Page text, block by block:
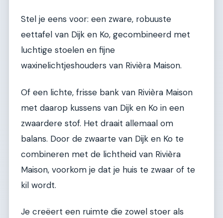
Stel je eens voor: een zware, robuuste
eettafel van Dijk en Ko, gecombineerd met
luchtige stoelen en fijne
waxinelichtjeshouders van Rivièra Maison.
Of een lichte, frisse bank van Rivièra Maison
met daarop kussens van Dijk en Ko in een
zwaardere stof. Het draait allemaal om
balans. Door de zwaarte van Dijk en Ko te
combineren met de lichtheid van Rivièra
Maison, voorkom je dat je huis te zwaar of te
kil wordt.
Je creëert een ruimte die zowel stoer als